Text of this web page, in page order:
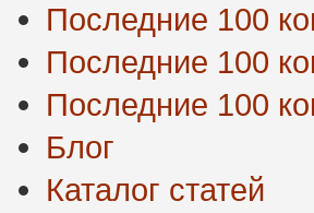
Последние 100
Последние 100
Последние 100
Блог
Каталог статей